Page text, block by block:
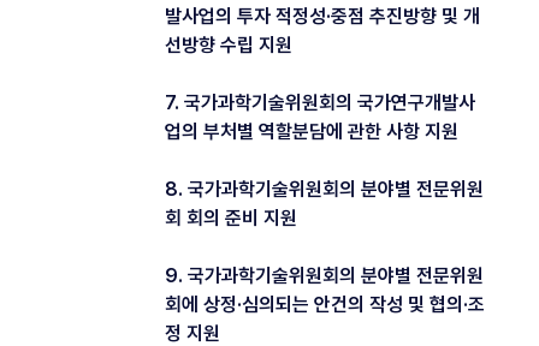
발사업의 투자 적정성·중점 추진방향 및 개
선방향 수립 지원
7. 국가과학기술위원회의 국가연구개발사
업의 부처별 역할분담에 관한 사항 지원
8. 국가과학기술위원회의 분야별 전문위원
회 회의 준비 지원
9. 국가과학기술위원회의 분야별 전문위원
회에 상정·심의되는 안건의 작성 및 협의·조
정 지원